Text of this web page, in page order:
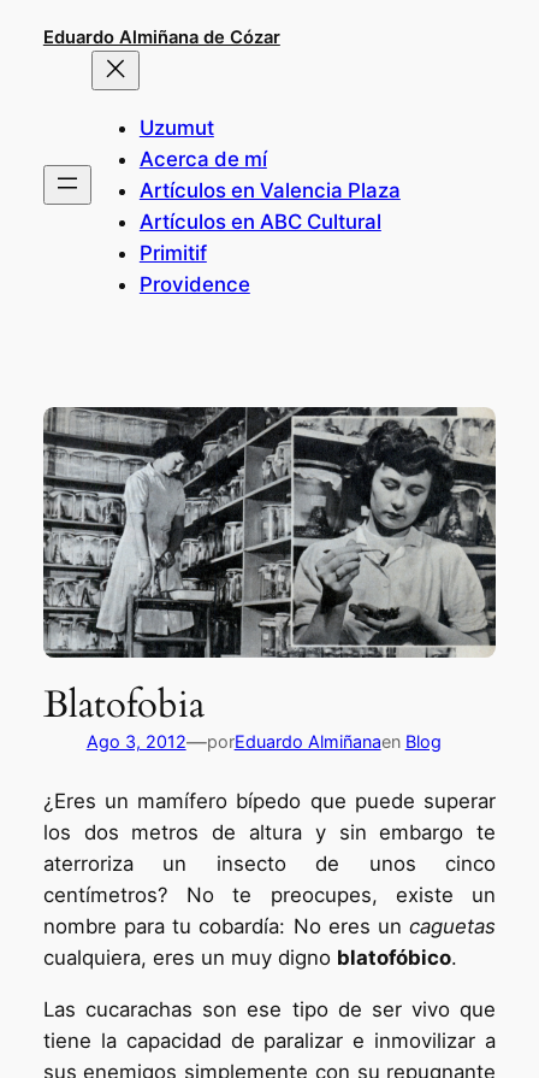
Eduardo Almiñana de Cózar
Uzumut
Acerca de mí
Artículos en Valencia Plaza
Artículos en ABC Cultural
Primitif
Providence
Blatofobia
Ago 3, 2012—porEduardo Almiñanaen Blog
¿Eres un mamífero bípedo que puede superar
los dos metros de altura y sin embargo te
aterroriza un insecto de unos cinco
centímetros? No te preocupes, existe un
nombre para tu cobardía: No eres uncaguetas
cualquiera, eres un muy digno blatofóbico.
Las cucarachas son ese tipo de ser vivo que
tiene la capacidad de paralizar e inmovilizar a
sus enemigos simplemente con su repugnante